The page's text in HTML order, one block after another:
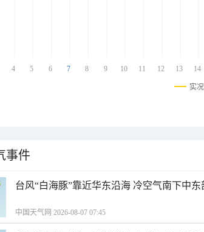
4 5 6 7 8 9 10 11 12 13 14
实
事件
台风“白海豚”靠近华东沿海 冷空气南下中
中国天气网 2026-08-07 07:45